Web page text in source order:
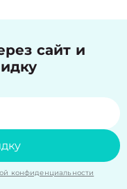
сайт и
конфиденциальности